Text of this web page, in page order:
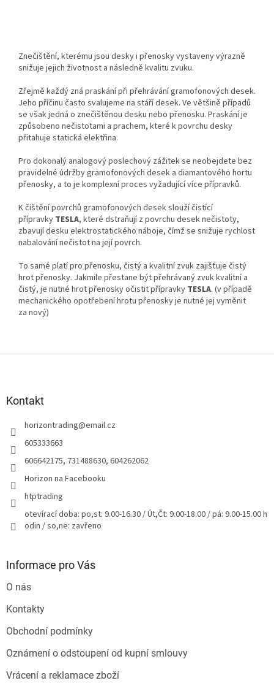
Znečištění, kterému jsou desky i přenosky vystaveny výrazně
snižuje jejich životnost a následně kvalitu zvuku.
Zřejmě každý zná praskání při přehrávání gramofonových desek.
Jeho příčinu často svalujeme na stáří desek. Ve většině případů
se však jedná o znečištěnou desku nebo přenosku. Praskání je
způsobeno nečistotami a prachem, které k povrchu desky
přitahuje statická elektřina.
Pro dokonalý analogový poslechový zážitek se neobejdete bez
pravidelné údržby gramofonových desek a diamantového hortu
přenosky, a to je komplexní proces vyžadující více přípravků.
K čištění povrchů gramofonových desek slouží čistící
přípravky TESLA, které dstraňují z povrchu desek nečistoty,
zbavují desku elektrostatického náboje, čímž se snižuje rychlost
nabalování nečistot na její povrch.
To samé platí pro přenosku, čistý a kvalitní zvuk zajišťuje čistý
hrot přenosky. Jakmile přestane být přehrávaný zvuk kvalitní a
čistý, je nutné hrot přenosky očistit přípravky TESLA. (v případě
mechanického opotřebení hrotu přenosky je nutné jej vyměnit
za nový)
Kontakt
horizontrading@email.cz
605333663
606642175, 731488630, 604262062
Horizon na Facebooku
htptrading
otevírací doba: po,st: 9.00-16.30 / Út,Čt: 9.00-18.00 / pá: 9.00-15.00 h
odin / so,ne: zavřeno
Informace pro Vás
O nás
Kontakty
Obchodní podmínky
Oznámení o odstoupení od kupní smlouvy
Vrácení a reklamace zboží